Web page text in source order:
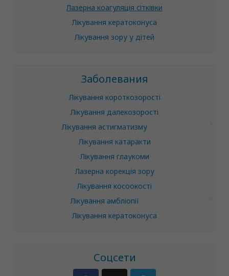
Лазерна коагуляція сітківки
Лікування кератоконуса
Лікування зору у дітей
Заболевания
Лікування короткозорості
Лікування далекозорості
Лікування астигматизму
Лікування катаракти
Лікування глаукоми
Лазерна корекція зору
Лікування косоокості
Лікування амбліопії
Лікування кератоконуса
Соцсети